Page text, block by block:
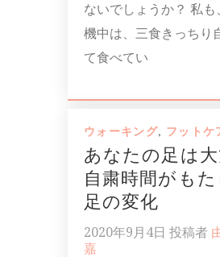
ないでしょうか？ 私も
機中は、三食きっちり
て食べてい
ウォーキング, フットケ
あなたの足は大
自粛時間がも
足の変化
2020年9月4日 投稿者
嘉